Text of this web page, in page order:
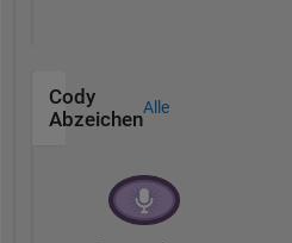
Cody
Abzeichen
Alle